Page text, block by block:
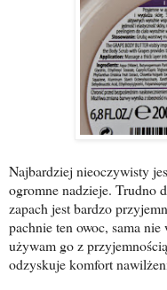
Najbardziej nieoczywisty
ogromne nadzieje. Trudno
zapach jest bardzo
pachnie ten owoc, sama
używam go z
odzyskuje komfort